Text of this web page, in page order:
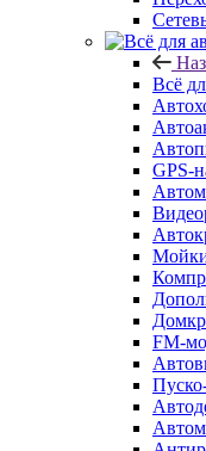
Всё
GPS-
FM-